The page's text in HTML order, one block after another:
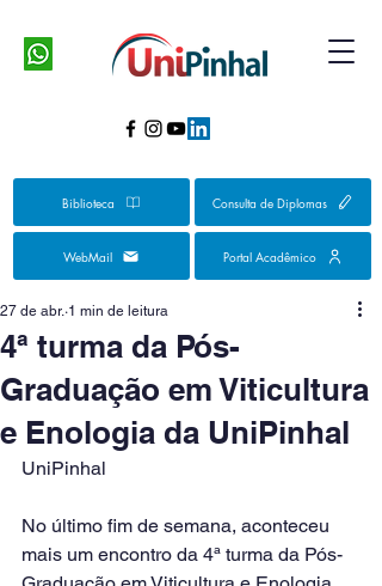
Biblioteca Consulta de Diplomas
WebMail Portal Acadêmico
4ª turma da Pós-
Graduação em Viticultura
e Enologia da UniPinhal
27 de abr. 1 min de leitura
UniPinhal
No último fim de semana, aconteceu
mais um encontro da 4ª turma da Pós-